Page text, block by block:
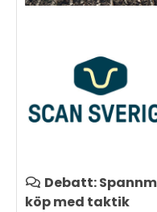
Debatt:
köp med taktik